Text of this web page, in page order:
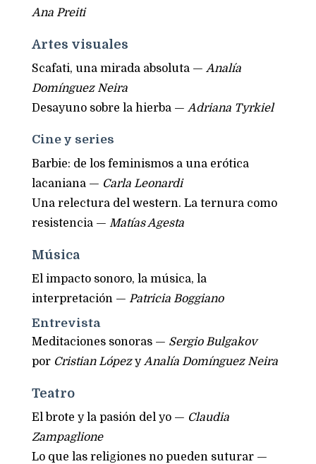
Ana Preiti
Artes visuales
Scafati, una mirada absoluta — Analía
Domínguez Neira
Desayuno sobre la hierba — Adriana Tyrkiel
Cine y series
Barbie: de los feminismos a una erótica
lacaniana — Carla Leonardi
Una relectura del western. La ternura como
resistencia — Matías Agesta
Música
El impacto sonoro, la música, la
interpretación — Patricia Boggiano
Entrevista
Meditaciones sonoras — Sergio Bulgakov
por Cristian Lópezy Analía Domínguez Neira
Teatro
El brote y la pasión del yo — Claudia
Zampaglione
Lo que las religiones no pueden suturar —